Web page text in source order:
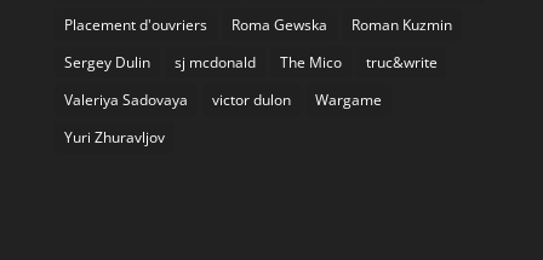
Placement d'ouvriers
Roma Gewska
Roman Kuzmin
Sergey Dulin
sj mcdonald The Mico
truc&write
Valeriya Sadovaya
victor dulon
Wargame
Yuri Zhuravljov